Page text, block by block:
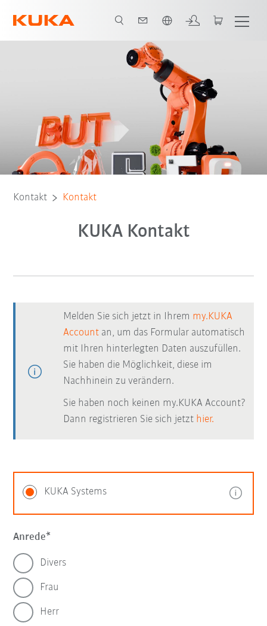
Kontakt Kontakt
KUKA Kontakt
Melden Sie sich jetzt in Ihrem my.KUKA
Account an, um das Formular automatisch
mit Ihren hinterlegten Daten auszufüllen.
Sie haben die Möglichkeit, diese im
Nachhinein zu verändern.
Sie haben noch keinen my.KUKA Account?
Dann registrieren Sie sich jetzt hier.
KUKA Systems
Anrede
Divers
Frau
Herr